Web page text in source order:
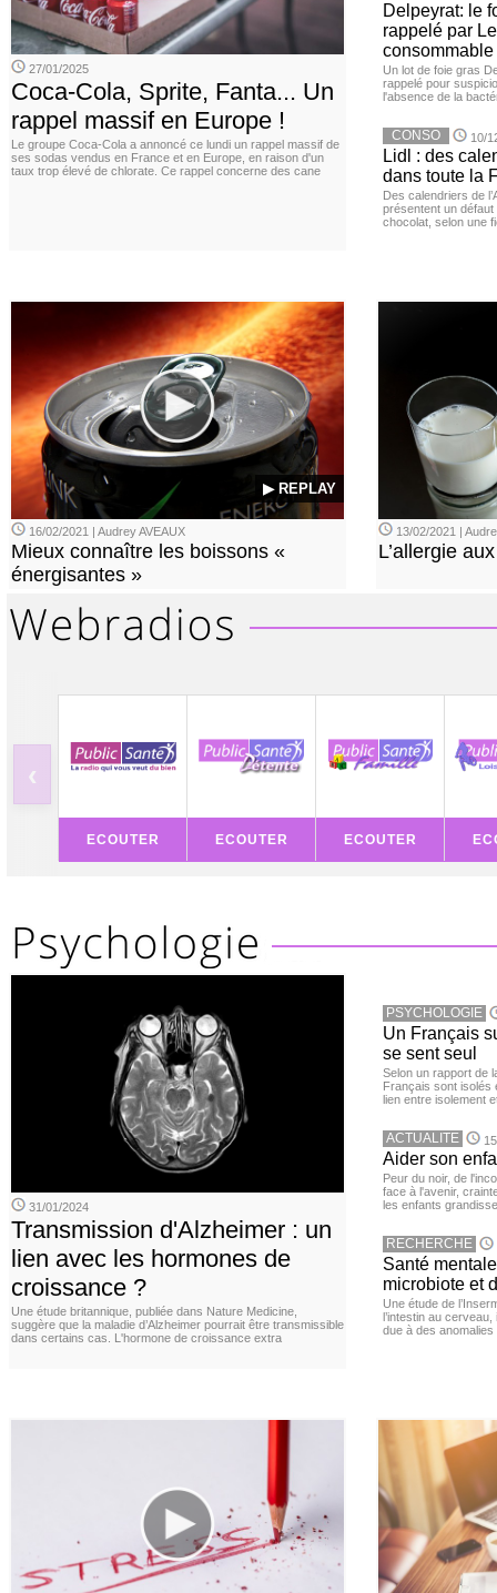
27/01/2025
Coca-Cola, Sprite, Fanta... Un
rappel massif en Europe !
Le groupe Coca-Cola a annoncé ce lundi un rappel massif de
ses sodas vendus en France et en Europe, en raison d'un
taux trop élevé de chlorate. Ce rappel concerne des cane
Delpeyrat: le
rappelé par
consommable
Un lot de foie gras
rappelé pour
l'absence de la
CONSO 10/
Lidl : des
dans toute la
Des calendriers de
présentent un défaut
chocolat, selon une
▶ REPLAY
16/02/2021 | Audrey AVEAUX
Mieux connaître les boissons «
énergisantes »
13/02/2021 |
L’allergie
‹
ECOUTER ECOUTER ECOUTER
31/01/2024
Transmission d'Alzheimer : un
lien avec les hormones de
croissance ?
Une étude britannique, publiée dans Nature Medicine,
suggère que la maladie d’Alzheimer pourrait être transmissible
dans certains cas. L'hormone de croissance extra
PSYCHOLOGIE
Un Français
se sent seul
Selon un rapport de
Français sont isolés
lien entre isolement
ACTUALITE
Aider son
Peur du noir, de
face à l'avenir,
les enfants
RECHERCHE
Santé
microbiote et
Une étude de
l’intestin au
due à des